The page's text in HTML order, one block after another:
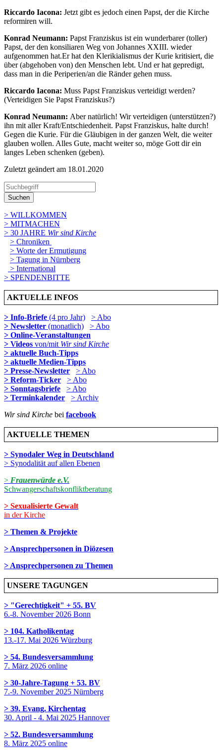
Riccardo Iacona: Jetzt gibt es jedoch einen Papst, der die Kirche
reformiren will.
Konrad Neumann: Papst Franziskus ist ein wunderbarer (toller)
Papst, der den konsiliaren Weg von Johannes XXIII. wieder
aufgenommen hat.Er hat den Klerikialismus der Kurie kritisiert, die
über (abgehoben von) den Menschen lebt. Und er hat gepredigt,
dass man in die Periperien/an die Ränder gehen muss.
Riccardo Iacona: Muss Papst Franziskus verteidigt werden?
(Verteidigen Sie Papst Franziskus?)
Konrad Neumann: Aber natürlich! Wir verteidigen (unterstützen?)
ihn mit aller Kraft/Entschiedenheit. Papst Franziskus, halte durch!
Gegen die Kurie. Für die Gläubigen in der ganzen Welt, die weiter
glauben wollen. Alles Gute, macht weiter so, möge Gott dir ein
langes Leben schenken (geben).
Zuletzt geändert am 18­.01.2020
Suchen
> WILLKOMMEN
> MITMACHEN
> 30 JAHRE Wir sind Kirche
> Chroniken
> Worte der Ermutigung
> Tagung in Nürnberg
> International
> SPENDENBITTE
AKTUELLE INFOS
> Info-Briefe (4 pro Jahr)
> Abo
> Newsletter (monatlich)
> Abo
> Online-Veranstaltungen
> Videos von/mit Wir sind Kirche
> aktuelle Buch-Tipps
> aktuelle Medien-Tipps
> Presse-Newsletter
> Abo
> Reform-Ticker
> Abo
> Sonntagsbriefe
> Abo
> Terminkalender
> Archiv
Wir sind Kirche bei facebook
AKTUELLE THEMEN
> Synodaler Weg in Deutschland
> Synodalität auf allen Ebenen
> Frauenwürde e.V.
Schwangerschaftskonfliktberatung
> Sexualisierte Gewalt
in der Kirche
> Themen & Projekte
> Ansprechpersonen in Diözesen
> Ansprechpersonen zu Themen
UNSERE TAGUNGEN
> "Gerechtigkeit" + 55. BV
6.-8. November 2026 Bonn
> 104. Katholikentag
13.-17. Mai 2026 Würzburg
> 54. Bundesversammlung
7. März 2026 online
> 30-Jahre-Tagung + 53. BV
7.-9. November 2025 Nürnberg
> 39. Evang. Kirchentag
30. April - 4. Mai 2025 Hannover
> 52. Bundesversammlung
8. März 2025 online